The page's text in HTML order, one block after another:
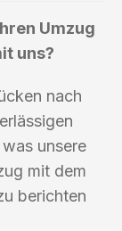
Umzug
uns?
nach
unsere
mit dem
berichten